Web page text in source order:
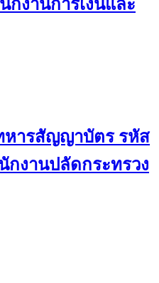
กงานการเงินและ
หารสัญญาบัตร รหัส
กงานปลัดกระทรวง